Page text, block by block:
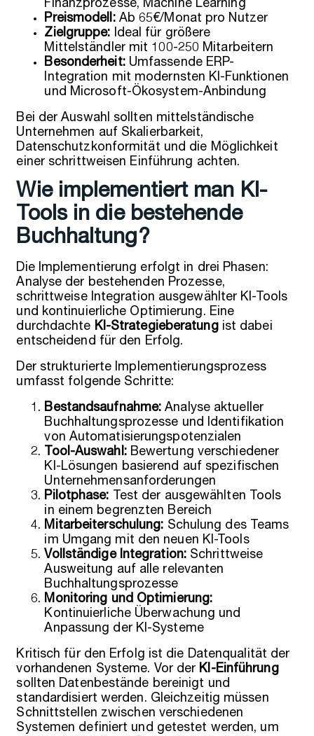
Finanzprozesse, Machine Learning
Preismodell:Ab 65€/Monat pro Nutzer
Zielgruppe: Ideal für größere
Mittelständler mit 100-250 Mitarbeitern
Besonderheit:Umfassende ERP-
Integration mit modernsten KI-Funktionen
und Microsoft-Ökosystem-Anbindung
Bei der Auswahl sollten mittelständische
Unternehmen auf Skalierbarkeit,
Datenschutzkonformität und die Möglichkeit
einer schrittweisen Einführung achten.
Wie implementiert man KI-
Tools in die bestehende
Buchhaltung?
Die Implementierung erfolgt in drei Phasen:
Analyse der bestehenden Prozesse,
schrittweise Integration ausgewählter KI-Tools
und kontinuierliche Optimierung. Eine
durchdachte KI-Strategieberatungist dabei
entscheidend für den Erfolg.
Der strukturierte Implementierungsprozess
umfasst folgende Schritte:
Bestandsaufnahme: Analyse aktueller
Buchhaltungsprozesse und Identifikation
von Automatisierungspotenzialen
Tool-Auswahl:Bewertung verschiedener
KI-Lösungen basierend auf spezifischen
Unternehmensanforderungen
Pilotphase: Test der ausgewählten Tools
in einem begrenzten Bereich
Mitarbeiterschulung: Schulung des Teams
im Umgang mit den neuen KI-Tools
Vollständige Integration:Schrittweise
Ausweitung auf alle relevanten
Buchhaltungsprozesse
Monitoring und Optimierung:
Kontinuierliche Überwachung und
Anpassung der KI-Systeme
Kritisch für den Erfolg ist die Datenqualität der
vorhandenen Systeme. Vor der KI-Einführung
sollten Datenbestände bereinigt und
standardisiert werden. Gleichzeitig müssen
Schnittstellen zwischen verschiedenen
Systemen definiert und getestet werden, um